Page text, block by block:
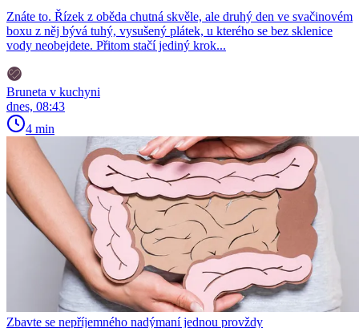
Znáte to. Řízek z oběda chutná skvěle, ale druhý den ve svačinovém
boxu z něj bývá tuhý, vysušený plátek, u kterého se bez sklenice
vody neobejdete. Přitom stačí jediný krok...
Bruneta v kuchyni
dnes, 08:43
4 min
Zbavte se nepříjemného nadýmaní jednou provždy